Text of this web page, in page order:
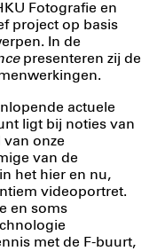
Fotografie en
project op basis
In de
presenteren zij de
actuele
ligt bij noties van
onze
van de
het hier en nu,
videoportret.
en soms
met de F-buurt,